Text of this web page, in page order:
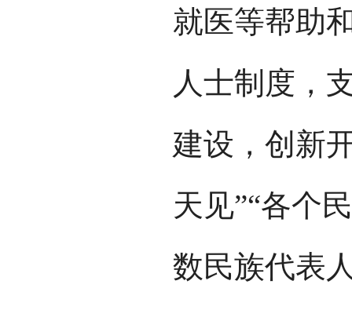
就医等帮助
人士制度，
建设，创新
天见”“各个
数民族代表